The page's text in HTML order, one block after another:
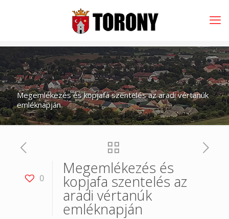
Megemlékezés és kopjafa szentelés az aradi vértanúk
emléknapján
0
Megemlékezés és
kopjafa szentelés az
aradi vértanúk
emléknapján